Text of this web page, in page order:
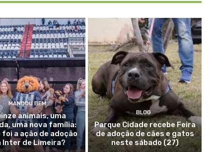
MANDOU BEM
animais, uma
uma nova família:
foi a ação de adoção
Inter de Limeira?
BLOG
Parque Cidade recebe Feira
de adoção de cães e gatos
neste sábado (27)